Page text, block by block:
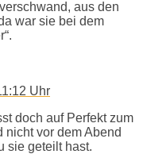
aus den
war sie bei dem
Uhr
doch auf Perfekt zum
nicht vor dem Abend
sie geteilt hast.